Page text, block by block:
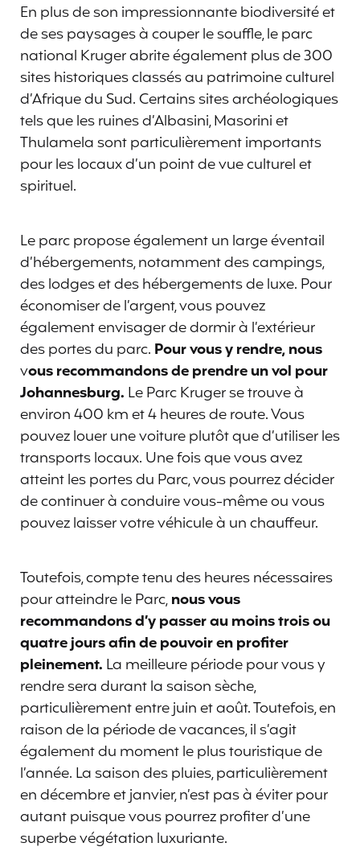
En plus de son impressionnante biodiversité et
de ses paysages à couper le souffle, le parc
national Kruger abrite également plus de 300
sites historiques classés au patrimoine culturel
d’Afrique du Sud. Certains sites archéologiques
tels que les ruines d’Albasini, Masorini et
Thulamela sont particulièrement importants
pour les locaux d’un point de vue culturel et
spirituel.
Le parc propose également un large éventail
d’hébergements, notamment des campings,
des lodges et des hébergements de luxe. Pour
économiser de l’argent, vous pouvez
également envisager de dormir à l’extérieur
des portes du parc. Pour vous y rendre, nous
vous recommandons de prendre un vol pour
Johannesburg. Le Parc Kruger se trouve à
environ 400 km et 4 heures de route. Vous
pouvez louer une voiture plutôt que d’utiliser les
transports locaux. Une fois que vous avez
atteint les portes du Parc, vous pourrez décider
de continuer à conduire vous-même ou vous
pouvez laisser votre véhicule à un chauffeur.
Toutefois, compte tenu des heures nécessaires
pour atteindre le Parc,nous vous
recommandons d’y passer au moins trois ou
quatre jours afin de pouvoir en profiter
pleinement. La meilleure période pour vous y
rendre sera durant la saison sèche,
particulièrement entre juin et août. Toutefois, en
raison de la période de vacances, il s’agit
également du moment le plus touristique de
l’année. La saison des pluies, particulièrement
en décembre et janvier, n’est pas à éviter pour
autant puisque vous pourrez profiter d’une
superbe végétation luxuriante.